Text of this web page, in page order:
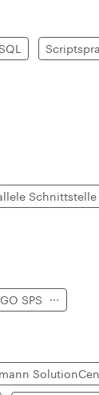
Schnittstelle
SPS